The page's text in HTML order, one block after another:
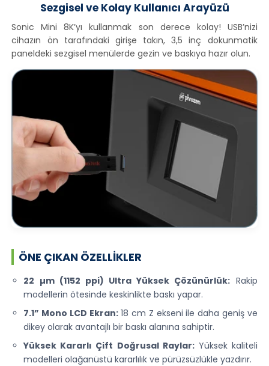
Sezgisel ve Kolay Kullanıcı Arayüzü
Sonic Mini 8K’yı kullanmak son derece kolay! USB’nizi
cihazın ön tarafındaki girişe takın, 3,5 inç dokunmatik
paneldeki sezgisel menülerde gezin ve baskıya hazır olun.
ÖNE ÇIKAN ÖZELLIKLER
22 µm (1152 ppi) Ultra Yüksek Çözünürlük: Rakip
modellerin ötesinde keskinlikte baskı yapar.
7.1” Mono LCD Ekran:18 cm Z ekseni ile daha geniş ve
dikey olarak avantajlı bir baskı alanına sahiptir.
Yüksek Kararlı Çift Doğrusal Raylar:Yüksek kaliteli
modelleri olağanüstü kararlılık ve pürüzsüzlükle yazdırır.